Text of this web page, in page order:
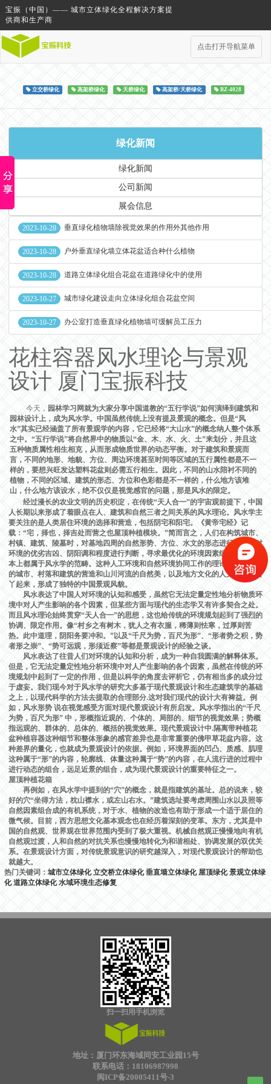
宝振（中国）—— 城市立体绿化全程解决方案提
供商和生产商
点击打开导航菜单
立交桥绿化 高架桥绿化 天桥绿化 高架桥/天桥绿化 BZ-4028
绿化新闻
绿化新闻
公司新闻
展会信息
2023-10-28 垂直绿化植物墙除视觉效果的作用外其他作用
2023-10-28 户外垂直绿化墙立体花盆适合种什么植物
2023-10-28 道路立体绿化组合花盆在道路绿化中的使用
2023-10-27 城市绿化建设走向立体绿化组合花盆空间
2023-10-27 办公室打造垂直绿化植物墙可缓解员工压力
花柱容器风水理论与景观
设计 厦门宝振科技
今天， 园林学习网就为大家分享中国道教的“五行学说”如何演绎到建筑和
园林设计上，成为风水学。中国虽然传统上没有提及景观的概念。但是“风
水”其实已经涵盖了所有景观学的内容，它已经将“大山水”的概念纳人整个体系
之中。“五行学说”将自然界中的物质以“金、木、水、火、土”来划分，并且这
五种物质属性相生相克，从而形成物质世界的动态平衡。对于建筑和景观而
言，不同的地形、地貌、方位、周边环境甚至时间等区域的五行属性都是不一
样的，要想兴旺发达塑料花盆则必需五行相生。因此，不同的山水陪衬不同的
植物，不同的区域、建筑的形态、方位和色彩都是不一样的，什么地方该堆
山，什么地方该设水，绝不仅仅是视觉感官的问题，那是风水的限定。
经过漫长的农业文明的历史积淀，在传统“天人合一”的宇宙观前提下，中国
人长期以来形成了着眼点在人、建筑和自然三者之间关系的风水理论。风水学主
要关注的是人类居住环境的选择和营造，包括阴宅和阳宅。《黄帝宅经》记
载：“宅，择也，择吉处而营之也屋顶种植模块。”简而言之，人们在构筑城市、
村镇、建筑、陵墓时，对基地四周的自然形势、方位、水文的形态进行考察，对
环境的优劣吉凶、阴阳调和程度进行判断，寻求最优化的环境因素组合，这些基
本上都属于风水学的范畴。这种人工环境和自然环境协同工作的理论使中国传统
的城市、村落和建筑的营造和山川河流的自然美，以及地方文化的人文完美结合
丫起来，形成了独特的中国景观风貌。
风水表达了中国人对环境的认知和感受，虽然它无法定量定性地分析物质环
境中对人产生影响的各个因素，但某些方面与现代的生态学又有许多契合之处。
而且风水理论始终贯穿“天人合一”的思想，这也给传统的环境规划起到了强烈的
协调、限定作用。像“村乡之有树木，犹人之有衣服，稀薄则怯寒，过厚则苦
热。此中道理，阴阳务要冲和。”以及“千尺为势，百尺为形”、“形者势之积，势
者形之崇”、“势可远观，形须近察”等都是景观设计的经验之谈。
风水表达了往昔人们对环境的认知和分析，成为一种自我圆满的解释体系。
但是，它无法定量定性地分析环境中对人产生影响的各个因素，虽然在传统的环
境规划中起到了一定的作用，但是以科学的角度去评析它，仍有相当多的成分过
于虚妄。我们现今对于风水学的研究大多基于现代景观设计和生态建筑学的基础
之上，以现代科学的方法去提取的合理部分.这对我们现代的设计大有裨益。例
如，风水形势 说在视觉感受方面对现代景观设计有所启发。风水学指出的“千尺
为势，百尺为形” 中，形概指近观的、个体的、局部的、细节的视觉效果；势概
指远观的、群体的、总体的、概括的视觉效果。现代景观设计中.隔离带种植花
盆种植容器这种细节和整体形象的感官差异也是非常重要的佛甲草花盆内容。这
种差界的量化，也就成为景观设计的依据。例如，环境界面的凹凸、质感、肌理
这种厲于“形”的内容，轮廓线、体量这种属于“势”的内容，在人流行进的过程中
进行动态的组合，远足近景的组合，成为现代景观设计的重要特征之一。
屋顶种植花箱
再例如，在风水学中提到的“穴”的概念，就是指建筑的基址。总的说来，较
好的穴“坐得方法，枕山襟水，或左山右水。”建筑选址要考虑周围山水以及照等
自然因素组合成的有机系统，对于水、植物的改造也有助于形成一个适于居住的
微气候。目前，西方思想文化基本观念也在经历着深刻的变革。东方，尤其是中
国的自然观、世界观在世界范围内受到了极大重视。机械自然观正慢慢地向有机
自然观过渡，人和自然的对抗关系也慢慢地转化为和谐相处、协调发展的双优关
系。在景观设计方面，对传统景观意识的研究越深入，对现代景观设计的帮助也
就越大。
热门关键词： 城市立体绿化 立交桥立体绿化 垂直墙立体绿化 屋顶绿化 景观立体绿
化 道路立体绿化 水域环境生态修复
扫一扫用手机浏览
地址：厦门环东海域同安工业园15号
联系电话：18106987998
闽ICP备20005411号-3